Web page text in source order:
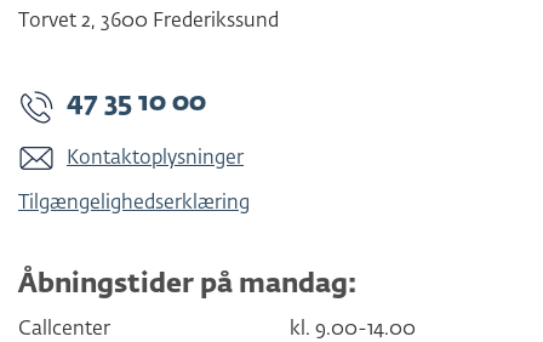
Torvet 2, 3600 Frederikssund
47 35 10 00
Kontaktoplysninger
Tilgængelighedserklæring
Åbningstider på mandag:
Callcenter
kl. 9.00-14.00